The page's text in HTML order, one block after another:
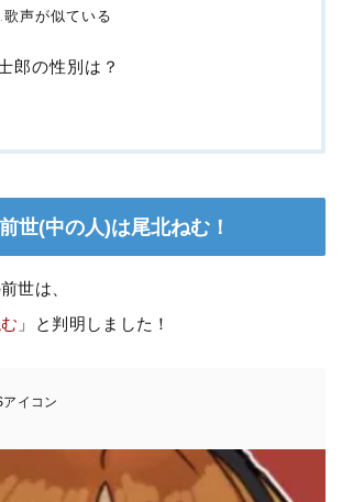
声が似ている
郎の性別は？
世(中の人)は尾北ねむ！
世は、
」と判明しました！
イコン